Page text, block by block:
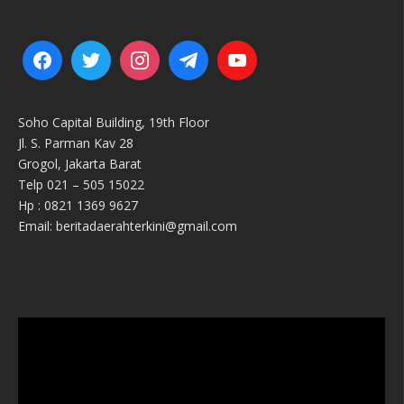
Soho Capital Building, 19th Floor
Jl. S. Parman Kav 28
Grogol, Jakarta Barat
Telp 021 – 505 15022
Hp : 0821 1369 9627
Email: beritadaerahterkini@gmail.com